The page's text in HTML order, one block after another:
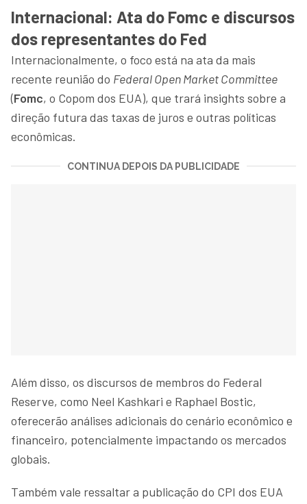
Internacional: Ata do Fomc e discursos
dos representantes do Fed
Internacionalmente, o foco está na ata da mais
recente reunião do Federal Open Market Committee
(Fomc, o Copom dos EUA), que trará insights sobre a
direção futura das taxas de juros e outras políticas
econômicas.
CONTINUA DEPOIS DA PUBLICIDADE
Além disso, os discursos de membros do Federal
Reserve, como Neel Kashkari e Raphael Bostic,
oferecerão análises adicionais do cenário econômico e
financeiro, potencialmente impactando os mercados
globais.
Também vale ressaltar a publicação do CPI dos EUA